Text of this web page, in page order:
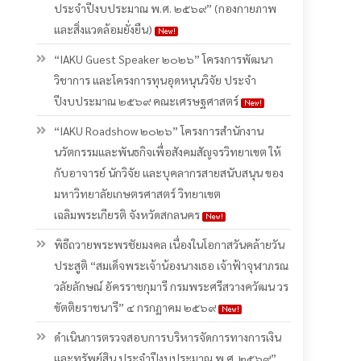
ประจําปีงบประมาณ พ.ศ. ๒๕๖๙” (กองกายภาพ
และสิ่งแวดล้อมยั่งยืน)
“IAKU Guest Speaker ๒๐๒๖” โครงการพัฒนา
วิชาการ และโครงการทุนอุดหนุนวิจัย ประจำ
ปีงบประมาณ ๒๕๖๙ คณะเศรษฐศาสตร์
“IAKU Roadshow ๒๐๒๖” โครงการสำนักงาน
นวัตกรรมและพันธกิจเพื่อสังคมสัญจรวิทยาเขต ให้
กับอาจารย์ นักวิจัย และบุคลากรสายสนับสนุน ของ
มหาวิทยาลัยเกษตรศาสตร์ วิทยาเขต
เฉลิมพระเกียรติ จังหวัดสกลนคร
พิธีถวายพระพรชัยมงคล เนื่องในโอกาสวันคล้ายวัน
ประสูติ “สมเด็จพระเจ้าน้องนางเธอ เจ้าฟ้าจุฬาภรณ
วลัยลักษณ์ อัครราชกุมารี กรมพระศรีสวางควัฒน วร
ขัตติยราชนารี” ๔ กรกฏาคม ๒๕๖๙
ดำเนินการตรวจสอบการบริหารจัดการทางการเงิน
และทรัพย์สิน ประจําปีงบประมาณ พ.ศ. ๒๕๖๙”